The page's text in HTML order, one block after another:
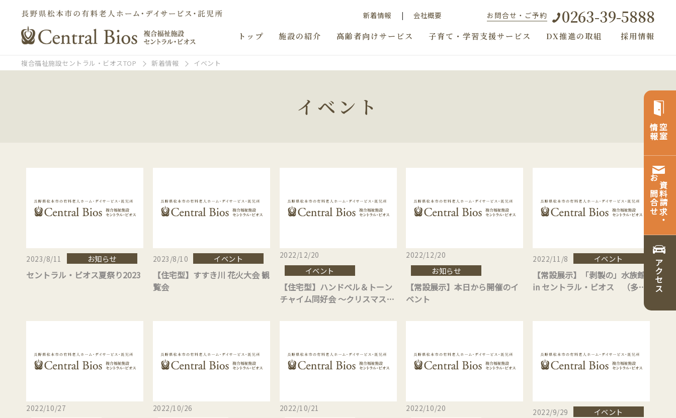
新着情報 会社概要 お問合せ・ご予約 0263-39-5888
トップ 施設の紹介 高齢者向けサービス 子育て・学習支援サービス DX推進の取組 採用情報
複合福祉施設セントラル・ビオスTOP 新着情報 イベント
イベント
空室
情報
資料請求・
お問合せ
アクセス
2023/8/11 お知らせ
セントラル・ビオス夏祭り2023
2023/8/10 イベント
【住宅型】すすき川 花火大会 観
覧会
2022/12/20
イベント
【住宅型】ハンドベル＆トーン
チャイム同好会 ～クリスマスコ
2022/12/20
お知らせ
【常設展示】本日から開催のイ
ベント
2022/11/8 イベント
【常設展示】「剥製の」水族館
in セントラル・ビオス （多目
2022/10/27 2022/10/26 2022/10/21 2022/10/20 2022/9/29 イベント